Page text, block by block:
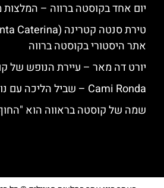
יום אחד בקוסטה ברווה –
אתר היסטורי בקוסטה ברווה
יורט דה מאר – עיירת הנופש של
‪‪Cami Ronda‬‬ – שביל הליכה עם נוף בקוסטה ברווה
שמה של קוסטה בראווה הוא